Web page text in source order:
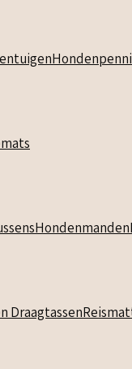
Hondenmanden
Draagtassen